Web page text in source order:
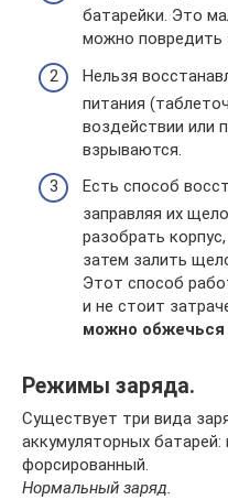
батарейки. Это
можно повредить
Нельзя
питания
воздействии или
взрываются.
Есть способ
заправляя их
разобрать
затем залить
Этот способ
и не стоит
можно
Режимы заряда.
Существует три вида
аккумуляторных
форсированный.
Нормальный заряд.